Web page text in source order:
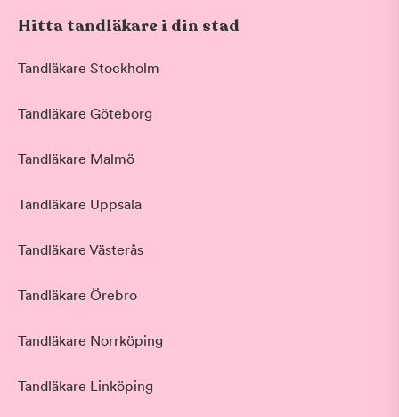
Hitta tandläkare i din stad
Tandläkare Stockholm
Tandläkare Göteborg
Tandläkare Malmö
Tandläkare Uppsala
Tandläkare Västerås
Tandläkare Örebro
Tandläkare Norrköping
Tandläkare Linköping